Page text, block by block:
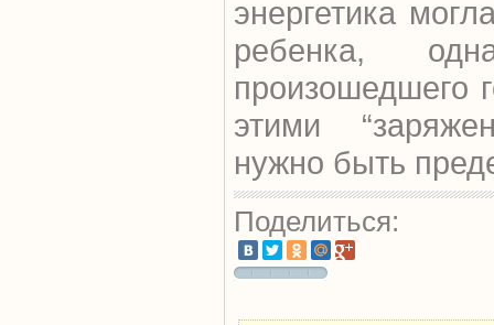
энергетика
ребенка,
произошедшего
этими
нужно быть
Поделиться: